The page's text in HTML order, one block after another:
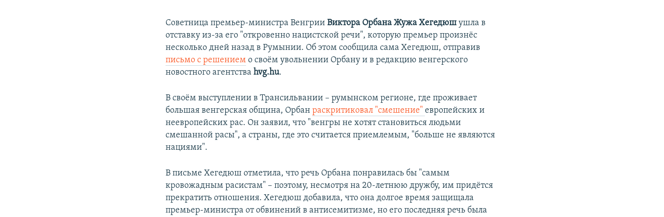
Советница премьер-министра ВенгрииВиктора Орбана Жужа Хегедюш ушла в
отставку из-за его "откровенно нацистской речи", которую премьер произнёс
несколько дней назад в Румынии. Об этом сообщила сама Хегедюш, отправив
письмо с решением о cвоём увольнении Орбану и в редакцию венгерского
новостного агентстваhvg.hu.
В своём выступлении в Трансильвании – румынском регионе, где проживает
большая венгерская община, Орбанраскритиковал "смешение"европейских и
неевропейских рас. Он заявил, что "венгры не хотят становиться людьми
смешанной расы", а страны, где это считается приемлемым, "больше не являются
нациями".
В письме Хегедюш отметила, что речь Орбана понравилась бы "самым
кровожадным расистам" – поэтому, несмотря на 20-летнюю дружбу, им придётся
прекратить отношения. Хегедюш добавила, что она долгое время защищала
премьер-министра от обвинений в антисемитизме, но его последняя речь была